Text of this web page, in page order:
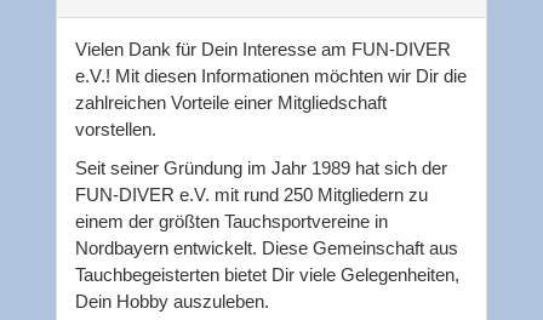
Vielen Dank für Dein Interesse am FUN-DIVER
e.V.! Mit diesen Informationen möchten wir Dir die
zahlreichen Vorteile einer Mitgliedschaft
vorstellen.
Seit seiner Gründung im Jahr 1989 hat sich der
FUN-DIVER e.V. mit rund 250 Mitgliedern zu
einem der größten Tauchsportvereine in
Nordbayern entwickelt. Diese Gemeinschaft aus
Tauchbegeisterten bietet Dir viele Gelegenheiten,
Dein Hobby auszuleben.